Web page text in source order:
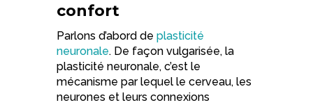
confort
Parlons d’abord de plasticité
neuronale. De façon vulgarisée, la
plasticité neuronale, c’est le
mécanisme par lequel le cerveau, les
neurones et leurs connexions